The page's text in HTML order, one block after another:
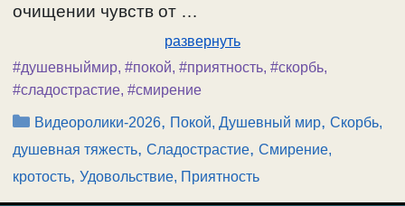
очищении чувств от …
развернуть
#душевныймир, #покой, #приятность, #скорбь,
#сладострастие, #смирение
Рубрики
Видеоролики-2026, Покой, Душевный мир,Скорбь,
душевная тяжесть, Сладострастие, Смирение,
кротость, Удовольствие, Приятность